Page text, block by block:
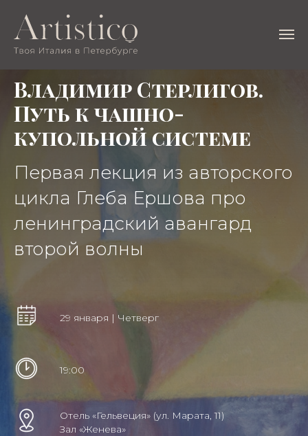
Владимир Стерлигов.
Путь к чашно-
купольной системе
Первая лекция из авторского
цикла Глеба Ершова про
ленинградский авангард
второй волны
29 января | Четверг
19:00
Отель «Гельвеция» (ул. Марата, 11)
Зал «Женева»